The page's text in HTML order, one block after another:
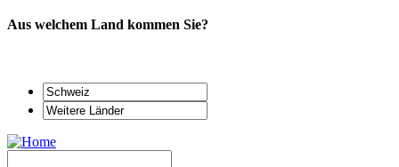
Aus welchem Land kommen Sie?